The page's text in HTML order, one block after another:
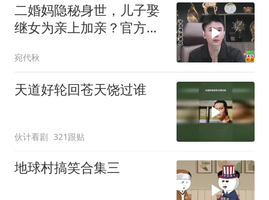
二婚妈隐秘身世，儿子娶
继女为亲上加亲？官方怒
宛代秋
天道好轮回苍天饶过谁
伙计看剧 321跟贴
地球村搞笑合集三